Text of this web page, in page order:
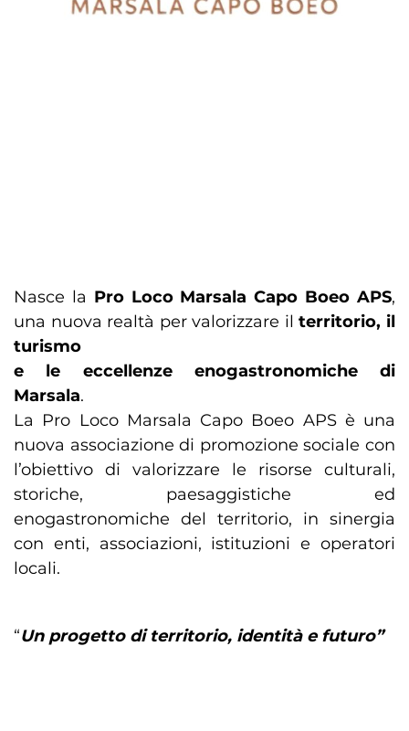
Nasce la Pro Loco Marsala Capo Boeo APS,
una nuova realtà per valorizzare ilterritorio, il
turismo
e le eccellenze enogastronomiche di
Marsala.
La Pro Loco Marsala Capo Boeo APS è una
nuova associazione di promozione sociale con
l’obiettivo di valorizzare le risorse culturali,
storiche, paesaggistiche ed
enogastronomiche del territorio, in sinergia
con enti, associazioni, istituzioni e operatori
locali.
“Un progetto di territorio, identità e futuro”